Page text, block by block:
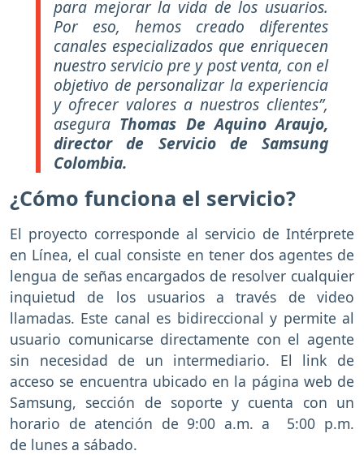
para mejorar la vida de los usuarios.
Por eso, hemos creado diferentes
canales especializados que enriquecen
nuestro servicio pre y post venta, con el
objetivo de personalizar la experiencia
y ofrecer valores a nuestros clientes”,
asegura Thomas De Aquino Araujo,
director de Servicio de Samsung
Colombia.
¿Cómo funciona el servicio?
El proyecto corresponde al servicio de Intérprete
en Línea, el cual consiste en tener dos agentes de
lengua de señas encargados de resolver cualquier
inquietud de los usuarios a través de video
llamadas. Este canal es bidireccional y permite al
usuario comunicarse directamente con el agente
sin necesidad de un intermediario. El link de
acceso se encuentra ubicado en la página web de
Samsung, sección de soporte y cuenta con un
horario de atención de 9:00 a.m. a 5:00 p.m.
de lunes a sábado.